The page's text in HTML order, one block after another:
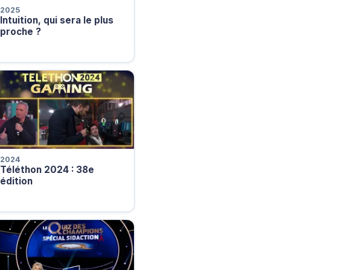
2025
Intuition, qui sera le plus
proche ?
2024
Téléthon 2024 : 38e
édition